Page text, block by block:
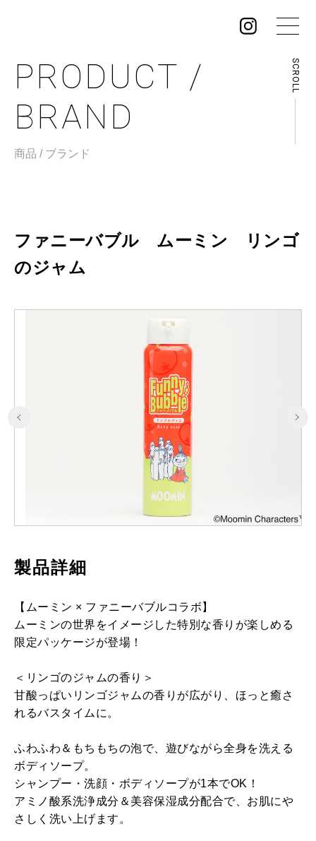
PRODUCT /
BRAND
ファニーバブル ムーミン リンゴ
のジャム
製品詳細
【ムーミン × ファニーバブルコラボ】
ムーミンの世界をイメージした特別な香りが楽しめる
限定パッケージが登場！
＜リンゴのジャムの香り＞
甘酸っぱいリンゴジャムの香りが広がり、ほっと癒さ
れるバスタイムに。
ふわふわ＆もちもちの泡で、遊びながら全身を洗える
ボディソープ。
シャンプー・洗顔・ボディソープが1本でOK！
アミノ酸系洗浄成分＆美容保湿成分配合で、お肌にや
さしく洗い上げます。
SCROLL